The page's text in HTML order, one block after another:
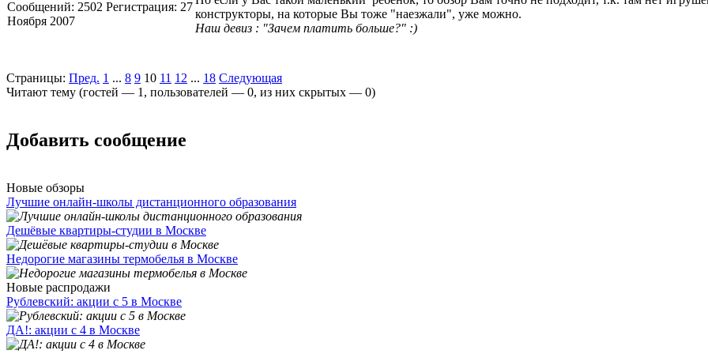
Сообщений: 2502 Регистрация: 27
Ноября 2007
конструкторы, на которые Вы тоже "наезжали", уже можно.
Наш девиз : "Зачем платить больше?" :)
Страницы: Пред. 1 ... 8 9 10 11 12 ... 18 Следующая
Читают тему (гостей — 1 , пользователей — 0, из них скрытых — 0)
Добавить сообщение
Новые обзоры
Лучшие онлайн-школы дистанционного образования
Дешёвые квартиры-студии в Москве
Недорогие магазины термобелья в Москве
Новые распродажи
Рублевский: акции с 5 в Москве
ДА!: акции с 4 в Москве